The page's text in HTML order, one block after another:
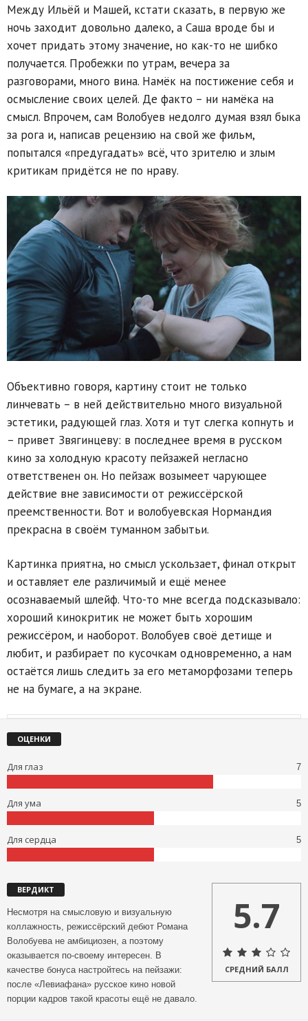
Между Ильёй и Машей, кстати сказать, в первую же
ночь заходит довольно далеко, а Саша вроде бы и
хочет придать этому значение, но как-то не шибко
получается. Пробежки по утрам, вечера за
разговорами, много вина. Намёк на постижение себя и
осмысление своих целей. Де факто – ни намёка на
смысл. Впрочем, сам Волобуев недолго думая взял быка
за рога и, написав рецензию на свой же фильм,
попытался «предугадать» всё, что зрителю и злым
критикам придётся не по нраву.
Объективно говоря, картину стоит не только
линчевать – в ней действительно много визуальной
эстетики, радующей глаз. Хотя и тут слегка копнуть и
– привет Звягинцеву: в последнее время в русском
кино за холодную красоту пейзажей негласно
ответственен он. Но пейзаж возымеет чарующее
действие вне зависимости от режиссёрской
преемственности. Вот и волобуевская Нормандия
прекрасна в своём туманном забытьи.
Картинка приятна, но смысл ускользает, финал открыт
и оставляет еле различимый и ещё менее
осознаваемый шлейф. Что-то мне всегда подсказывало:
хороший кинокритик не может быть хорошим
режиссёром, и наоборот. Волобуев своё детище и
любит, и разбирает по кусочкам одновременно, а нам
остаётся лишь следить за его метаморфозами теперь
не на бумаге, а на экране.
ОЦЕНКИ
Для глаз 7
Для ума 5
Для сердца 5
ВЕРДИКТ
Несмотря на смысловую и визуальную
коллажность, режиссёрский дебют Романа
Волобуева не амбициозен, а поэтому
оказывается по-своему интересен. В
качестве бонуса настройтесь на пейзажи:
после «Левиафана» русское кино новой
порции кадров такой красоты ещё не давало.
5.7
СРЕДНИЙ БАЛЛ